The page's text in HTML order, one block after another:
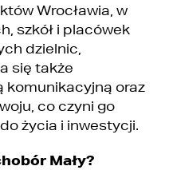
Wrocławia, w
szkół i placówek
dzielnic,
się także
komunikacyjną oraz
co czyni go
życia i inwestycji.
Mały?